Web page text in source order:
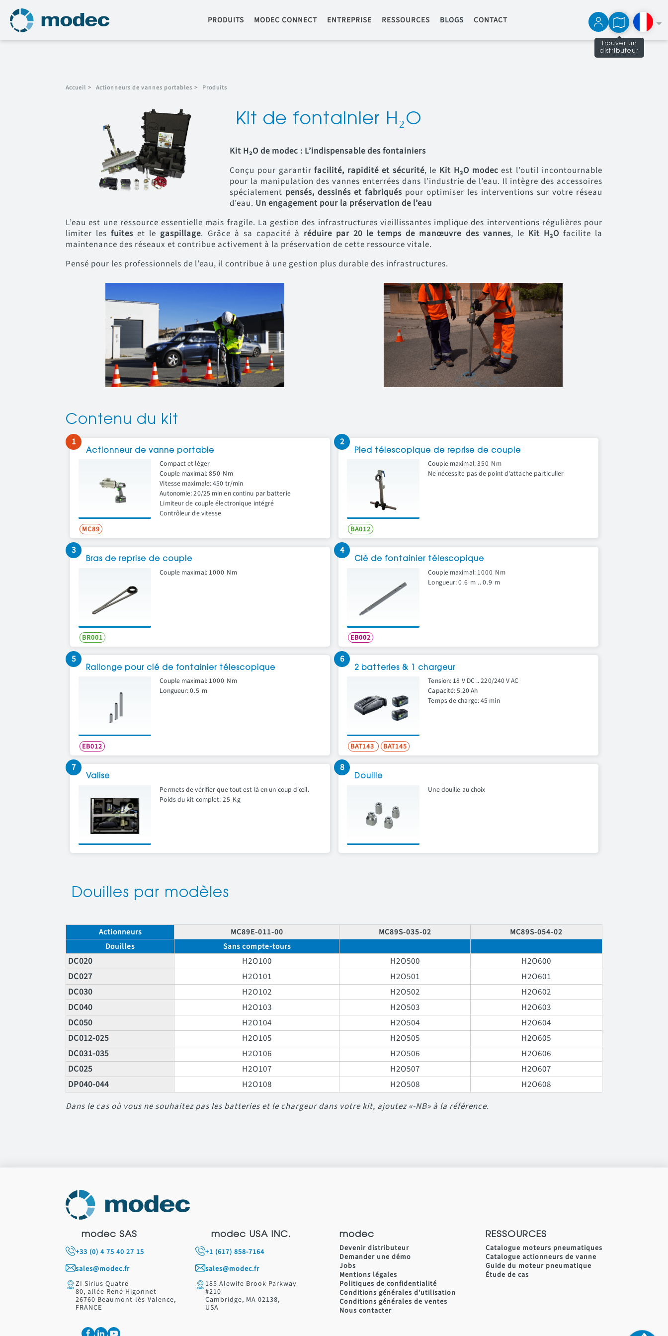
PRODUITS MODEC CONNECT ENTREPRISE RESSOURCES BLOGS CONTACT
Trouver un
distributeur
Accueil > Actionneurs de vannes portables > Produits
Kit de fontainier H₂O
Kit H₂O de modec : L’indispensable des fontainiers
Conçu pour garantirfacilité, rapidité et sécurité, le Kit H₂O modec est l’outil incontournable
pour la manipulation des vannes enterrées dans l’industrie de l’eau. Il intègre des accessoires
spécialement pensés, dessinés et fabriqués pour optimiser les interventions sur votre réseau
d’eau. Un engagement pour la préservation de l’eau
L’eau est une ressource essentielle mais fragile. La gestion des infrastructures vieillissantes implique des interventions régulières pour
limiter lesfuites et le gaspillage. Grâce à sa capacité à réduire par 20 le temps de manœuvre des vannes, le Kit H₂O facilite la
maintenance des réseaux et contribue activement à la préservation de cette ressource vitale.
Pensé pour les professionnels de l’eau, il contribue à une gestion plus durable des infrastructures.
Contenu du kit
1
Actionneur de vanne portable
Compact et léger
Couple maximal:850 Nm
Vitesse maximale: 450 tr/min
Autonomie: 20/25 min en continu par batterie
Limiteur de couple électronique intégré
Contrôleur de vitesse
MC89
2
Pied télescopique de reprise de couple
Couple maximal:350 Nm
Ne nécessite pas de point d'attache particulier
BA012
3
Bras de reprise de couple
Couple maximal: 1000 Nm
BR001
4
Clé de fontainier télescopique
Couple maximal: 1000 Nm
Longueur:0.6 m ..0.9 m
EB002
5
Rallonge pour clé de fontainier télescopique
Couple maximal: 1000 Nm
Longueur:0.5 m
EB012
6
2 batteries & 1 chargeur
Tension: 18 V DC .. 220/240 V AC
Capacité: 5.20 Ah
Temps de charge: 45 min
BAT143 BAT145
7
Valise
Permets de vérifier que tout est là en un coup d'œil.
Poids du kit complet: 25 Kg
8
Douille
Une douille au choix
Douilles par modèles
Actionneurs MC89E-011-00 MC89S-035-02
MC89S-054-02
Douilles
Sans compte-tours
DC020 H2O100 H2O500
H2O600
DC027
H2O101 H2O501
H2O601
DC030
H2O102 H2O502
H2O602
DC040
H2O103 H2O503
H2O603
DC050
H2O104 H2O504
H2O604
DC012-025
H2O105 H2O505
H2O605
DC031-035
H2O106 H2O506
H2O606
DC025
H2O107 H2O507
H2O607
DP040-044
H2O108 H2O508
H2O608
Dans le cas où vous ne souhaitez pas les batteries et le chargeur dans votre kit, ajoutez «-NB» à la référence.
modec SAS
+33 (0) 4 75 40 27 15
sales@modec.fr
ZI Sirius Quatre
80, allée René Higonnet
26760 Beaumont-lès-Valence,
FRANCE
modec USA INC.
+1 (617) 858-7164
sales@modec.fr
185 Alewife Brook Parkway
#210
Cambridge, MA 02138,
USA
modec
Devenir distributeur
Demander une démo
Jobs
Mentions légales
Politiques de confidentialité
Conditions générales d'utilisation
Conditions générales de ventes
Nous contacter
RESSOURCES
Catalogue moteurs pneumatiques
Catalogue actionneurs de vanne
Guide du moteur pneumatique
Étude de cas